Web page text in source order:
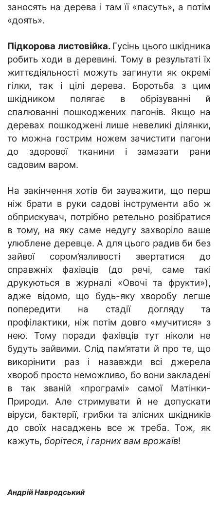
заносять на дерева і там її «пасуть», а потім
«доять».
Підкорова листовійка. Гусінь цього шкідника
робить ходи в деревині. Тому в результаті їх
життєдіяльності можуть загинути як окремі
гілки, так і цілі дерева. Боротьба з цим
шкідником полягає в обрізуванні й
спалюванні пошкоджених пагонів. Якщо на
деревах пошкоджені лише невеликі ділянки,
то можна гострим ножем зачистити пагони
до здорової тканини і замазати рани
садовим варом.
На закінчення хотів би зауважити, що перш
ніж брати в руки садові інструменти або ж
обприскувач, потрібно ретельно розібратися
в тому, на яку саме недугу захворіло ваше
улюблене деревце. А для цього радив би без
зайвої сором’язливості звертатися до
справжніх фахівців (до речі, саме такі
друкуються в журналі «Овочі та фрукти»),
адже відомо, що будь-яку хворобу легше
попередити на стадії догляду та
профілактики, ніж потім довго «мучитися» з
нею. Тому поради фахівців тут ніколи не
будуть зайвими. Слід пам’ятати й про те, що
викорінити раз і назавжди всі джерела
хвороб просто неможливо, бо вони закладені
в так званій «програмі» самої Матінки-
Природи. Але стримувати й не допускати
віруси, бактерії, грибки та злісних шкідників
до своїх насаджень все ж треба. Тож, як
кажуть, борітеся, і гарних вам врожаїв!
Андрій Навродський